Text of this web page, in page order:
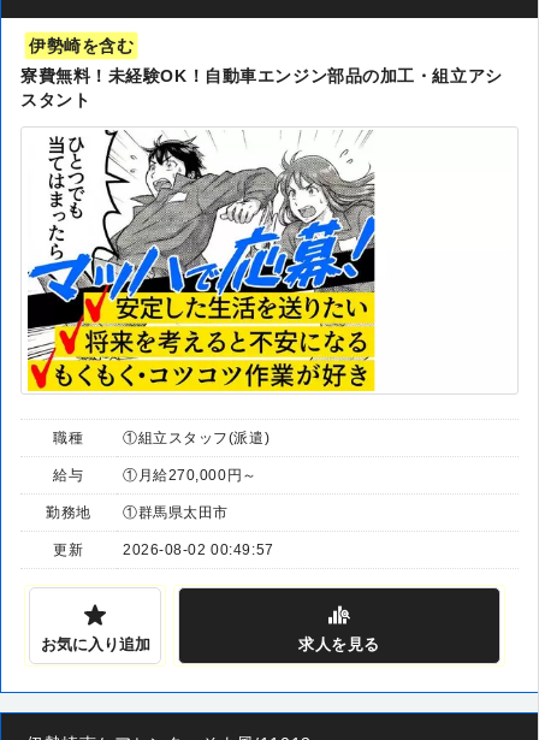
伊勢崎を含む
寮費無料！未経験OK！自動車エンジン部品の加工・組立アシ
スタント
職種 ①組立スタッフ(派遣)
給与 ①月給270,000円～
勤務地 ①群馬県太田市
更新 2026-08-02 00:49:57
お気に入り追加 求人 を見る